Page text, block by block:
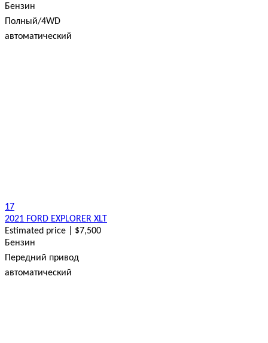
Бензин
Полный/4WD
автоматический
17
2021 FORD EXPLORER XLT
Estimated price | $7,500
Бензин
Передний привод
автоматический